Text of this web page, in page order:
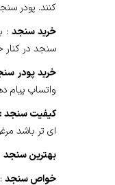
کنند. پودر
خرید سنجد:
سنجد در
خرید پودر
واتساپ پیام
کیفیت سنجد :
ای تر باشد
بهترین سنجد
خواص سنجد: